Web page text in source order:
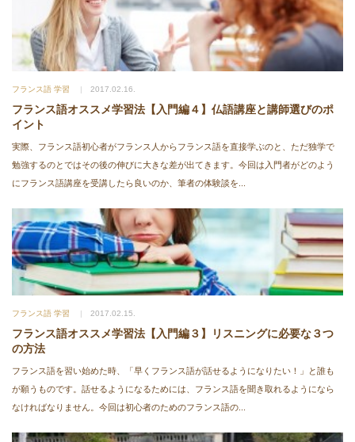
フランス語 学習 2017.02.16.
フランス語オススメ学習法【入門編４】仏語講座と講師選びのポ
イント
実際、フランス語初心者がフランス人からフランス語を直接学ぶのと、ただ独学で
勉強するのとではその後の伸びに大きな差が出てきます。今回は入門者がどのよう
にフランス語講座を受講したら良いのか、筆者の体験談を...
フランス語 学習 2017.02.15.
フランス語オススメ学習法【入門編３】リスニングに必要な３つ
の方法
フランス語を習い始めた時、「早くフランス語が話せるようになりたい！」と誰も
が願うものです。話せるようになるためには、フランス語を聞き取れるようになら
なければなりません。今回は初心者のためのフランス語の...